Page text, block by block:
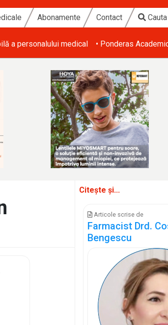
Abonamente Contact Cauta
a personalului medical • Ponderas
Citește și...
Articole scrise de
Farmacist Drd.
Bengescu